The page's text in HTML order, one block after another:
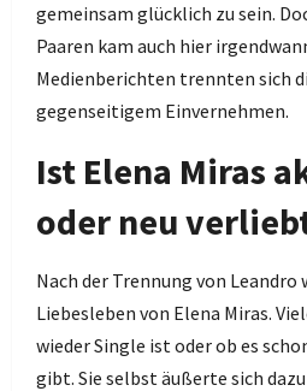
gemeinsam glücklich zu sein.
Paaren kam auch hier
Medienberichten trennten sich
gegenseitigem Einvernehmen.
Ist Elena Miras
oder neu
Nach der Trennung von Leandro
Liebesleben von Elena Miras.
wieder Single ist oder ob es
gibt. Sie selbst äußerte sich